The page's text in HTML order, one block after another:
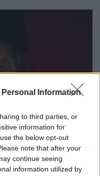
Personal Information
to third parties, or
information for
the below opt-out
note that after your
continue seeing
information utilized by
Maladype